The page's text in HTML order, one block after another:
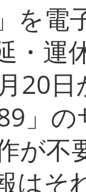
を電
・運
20
」
が不
はそ